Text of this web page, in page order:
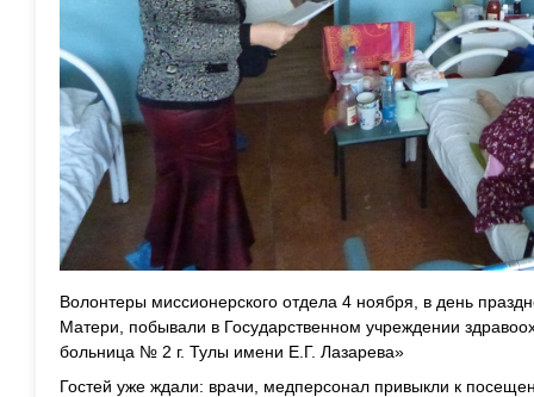
Волонтеры миссионерского отдела 4 ноября, в день
Матери, побывали в Государственном учреждении
больница № 2 г. Тулы имени Е.Г. Лазарева»
Гостей уже ждали: врачи, медперсонал привыкли к